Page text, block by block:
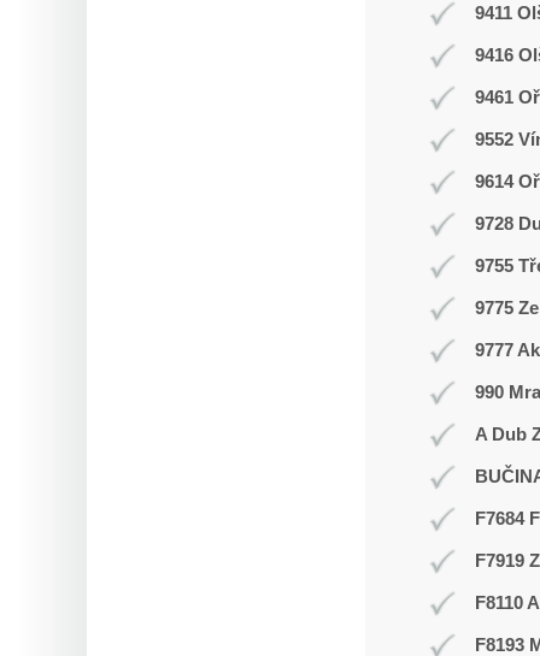
9411
9416
9461
9552
9614
9728
9755
9775
9777
990
A Dub
F7684
F7919
F8110
F8193